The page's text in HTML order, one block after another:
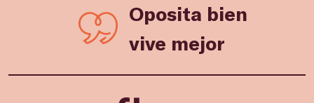
Oposita bien
vive mejor